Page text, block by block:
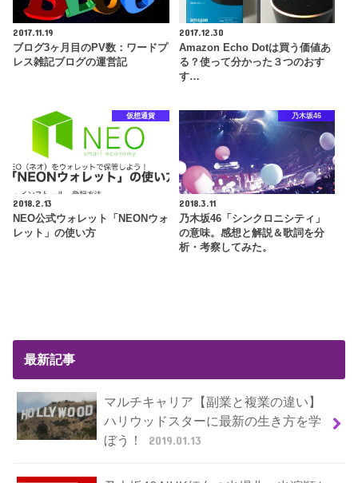
2017.11.19
ブログ3ヶ月目のPV数：ワードプ
レス雑記ブログの運営記
2017.12.30
Amazon Echo Dotは買う価値あ
る？使って分かった３つのおす
す…
仮想通貨
2018.2.13
NEO公式ウォレット「NEONウォ
レット」の使い方
乃木坂46
2018.3.11
乃木坂46「シンクロニシティ」
の意味。感想と解説＆歌詞を分
析・考察してみた。
最新記事
マルチキャリア【副業と複業の違い】
ハリウッドスターに最新の生き方を学
ぼう！
2019.01.13